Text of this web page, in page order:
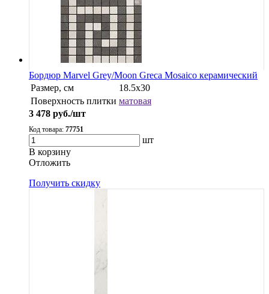
Бордюр Marvel Grey/Moon Greca Mosaico керамический
Размер, см
18.5x30
Поверхность плитки матовая
3 478 руб./шт
Код товара: 77751
шт
В корзину
Oтложить
Получить скидку